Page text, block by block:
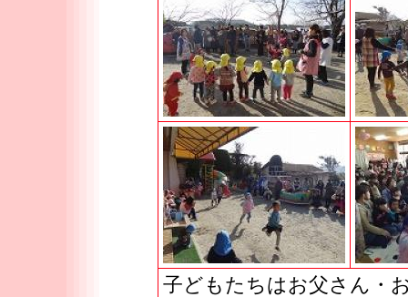
子どもたちはお父さん・